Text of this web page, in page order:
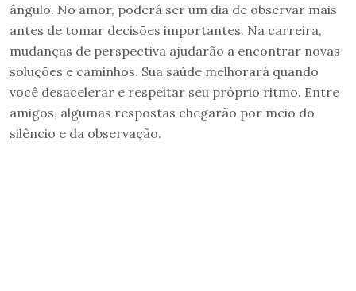
ângulo. No amor, poderá ser um dia de observar mais
antes de tomar decisões importantes. Na carreira,
mudanças de perspectiva ajudarão a encontrar novas
soluções e caminhos. Sua saúde melhorará quando
você desacelerar e respeitar seu próprio ritmo. Entre
amigos, algumas respostas chegarão por meio do
silêncio e da observação.